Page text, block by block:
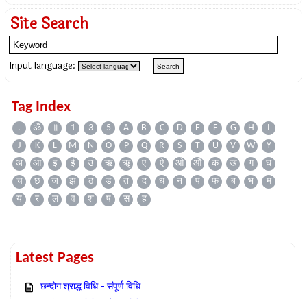
Site Search
Input language:
Tag Index
. ॐ ॥ 1 3 5 A B C D E F G H
I
J
K L M N O P Q R S T U V W
Y
अ
आ इ ई उ ऋ ॠ ए ऐ ओ औ क ख ग
घ
च
छ ज झ ठ ड त द ध न प फ ब भ
म
य
र ल व श ष स ह
Latest Pages
छन्दोग श्राद्ध विधि – संपूर्ण विधि